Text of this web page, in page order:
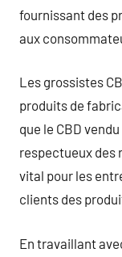
fournissant des
aux
Les grossistes
produits de
que le CBD
respectueux des
vital pour les
clients des
En travaillant